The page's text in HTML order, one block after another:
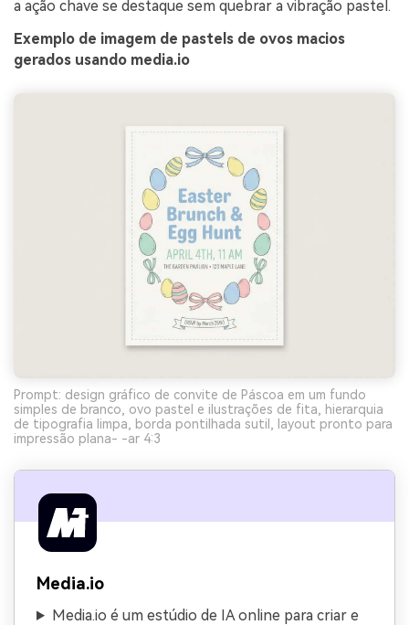
a ação chave se destaque sem quebrar a vibração pastel.
Exemplo de imagem de pastels de ovos macios
gerados usando media.io
Prompt: design gráfico de convite de Páscoa em um fundo
simples de branco, ovo pastel e ilustrações de fita, hierarquia
de tipografia limpa, borda pontilhada sutil, layout pronto para
impressão plana- -ar 4:3
Media.io
Media.io é um estúdio de IA online para criar e